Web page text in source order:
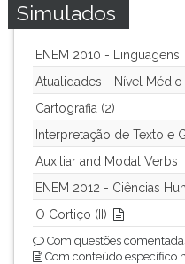
Simulados
ENEM 2010 - Linguagens,
Atualidades - Nível Médio
Cartografia (2)
Interpretação de Texto e
Auxiliar and Modal Verbs
ENEM 2012 - Ciências
O Cortiço (II)
Com questões
Com conteúdo específico